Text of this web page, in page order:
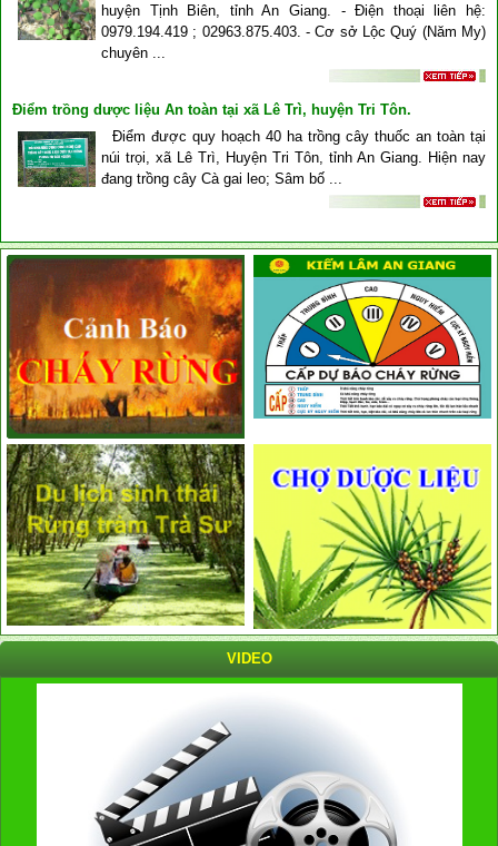
huyện Tịnh Biên, tỉnh An Giang. - Điện thoại liên hệ:
0979.194.419 ; 02963.875.403. - Cơ sở Lộc Quý (Năm My)
chuyên ...
Điểm trồng dược liệu An toàn tại xã Lê Trì, huyện Tri Tôn.
Điểm được quy hoạch 40 ha trồng cây thuốc an toàn tại
núi trọi, xã Lê Trì, Huyện Tri Tôn, tỉnh An Giang. Hiện nay
đang trồng cây Cà gai leo; Sâm bố ...
VIDEO